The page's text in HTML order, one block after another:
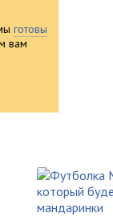
готовы
вам